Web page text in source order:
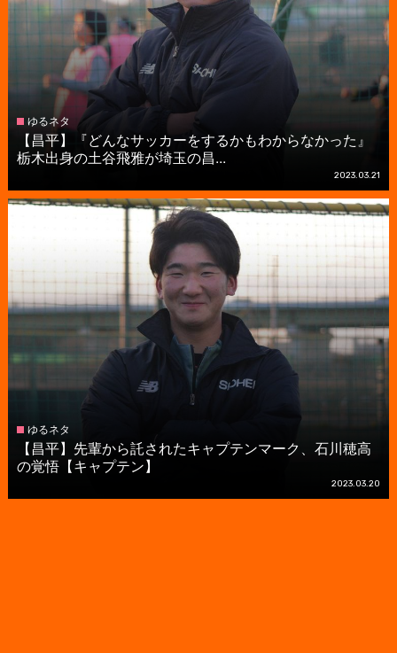
ゆるネタ
【昌平】『どんなサッカーをするかもわからなかった』
栃木出身の土谷飛雅が埼玉の昌...
2023.03.21
ゆるネタ
【昌平】先輩から託されたキャプテンマーク、石川穂高
の覚悟【キャプテン】
2023.03.20